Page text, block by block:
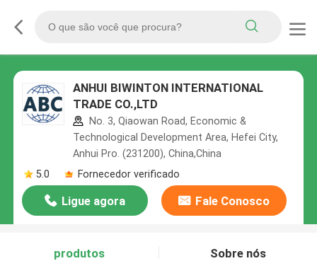
ANHUI BIWINTON INTERNATIONAL
TRADE CO.,LTD
No. 3, Qiaowan Road, Economic &
Technological Development Area, Hefei City,
Anhui Pro. (231200), China,China
5.0
Fornecedor verificado
Ligue agora Fale Conosco
produtos Sobre nós